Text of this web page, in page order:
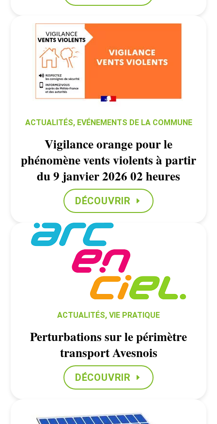
ACTUALITÉS, EVÉNEMENTS DE LA COMMUNE
Vigilance orange pour le
phénomène vents violents à partir
du 9 janvier 2026 02 heures
DÉCOUVRIR
ACTUALITÉS, VIE PRATIQUE
Perturbations sur le périmètre
transport Avesnois
DÉCOUVRIR